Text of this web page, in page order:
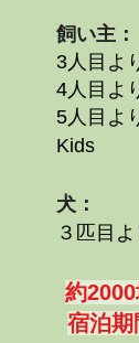
飼い主：
3人目よ
4人目よ
5人目よ
Kids
犬：
３匹目
約
宿泊期